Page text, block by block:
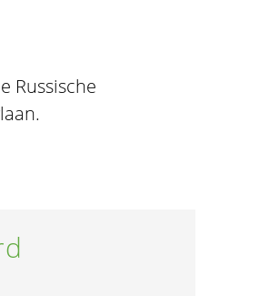
Russische